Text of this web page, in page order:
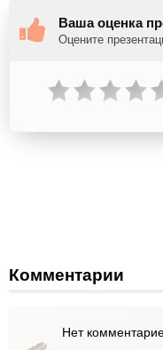
Ваша оценка
Оцените
Комментарии
Нет